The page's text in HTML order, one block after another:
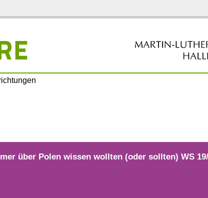
über Polen wissen wollten (oder sollten) WS